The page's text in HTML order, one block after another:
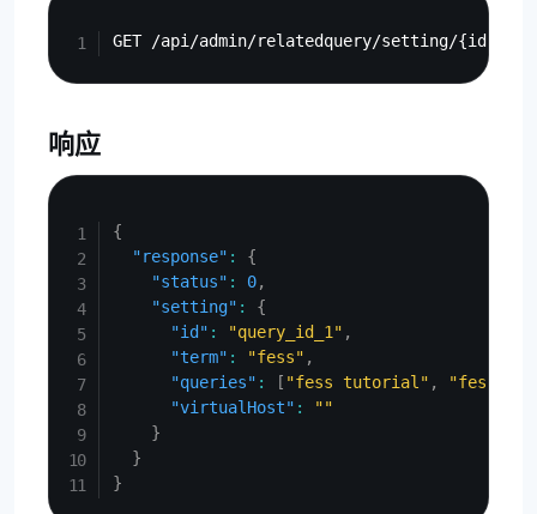
响应
{
"response" :
{
"status" : 0,
"setting" :
{
"id" : "query_id_1" ,
"term" : "fess" ,
"queries" : [ "fess tutorial" ,
"fess
"virtualHost" :
""
}
}
}